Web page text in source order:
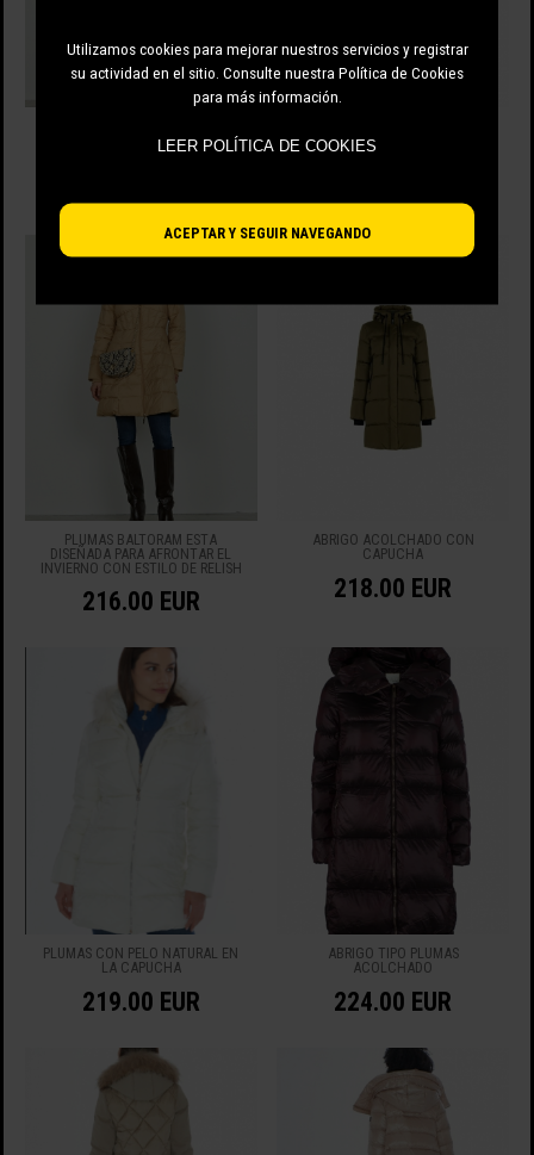
Utilizamos cookies para mejorar nuestros servicios y registrar
su actividad en el sitio. Consulte nuestra Política de Cookies
para más información.
ACEPTAR Y SEGUIR NAVEGANDO
BAINT CON MANGAS LARGAS,
PUÑOS ACANALADOS
CHALECO SINTÉTICO
DESMONTABLE
PLUMAS BALTORAM ESTÁ
DISEÑADA PARA AFRONTAR EL
INVIERNO CON ESTILO DE RELISH
216.00 EUR
ABRIGO ACOLCHADO CON
CAPUCHA
218.00 EUR
PLUMAS CON PELO NATURAL EN
LA CAPUCHA
219.00 EUR
ABRIGO TIPO PLUMAS
ACOLCHADO
224.00 EUR
LEER POLÍTICA DE COOKIES